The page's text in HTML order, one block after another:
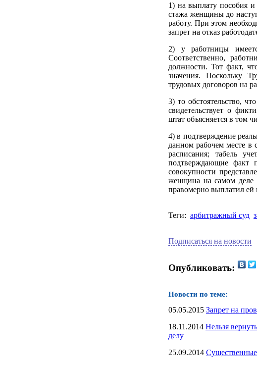
1) на выплату пособия и
стажа женщины до
работу. При этом
запрет на отказ
2) у работницы
Соответственно,
должности. Тот факт,
значения. Поскольку
трудовых договоров на
3) то обстоятельство,
свидетельствует о
штат объясняется в том
4) в подтверждение
данном рабочем месте в
расписания; табель
подтверждающие факт
совокупности
женщина на самом деле
правомерно выплатил ей
Теги: арбитражный суд
Подписаться на новости
Опубликовать:
Новости по теме:
05.05.2015 Запрет на
18.11.2014 Нельзя
делу
25.09.2014 Существенные